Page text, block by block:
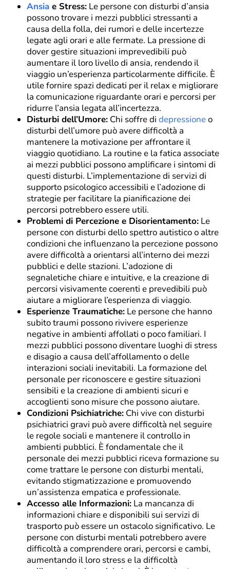
Ansia e Stress: Le persone con disturbi d’ansia
possono trovare i mezzi pubblici stressanti a
causa della folla, dei rumori e delle incertezze
legate agli orari e alle fermate. La pressione di
dover gestire situazioni imprevedibili può
aumentare il loro livello di ansia, rendendo il
viaggio un’esperienza particolarmente difficile. È
utile fornire spazi dedicati per il relax e migliorare
la comunicazione riguardante orari e percorsi per
ridurre l’ansia legata all’incertezza.
Disturbi dell’Umore: Chi soffre di depressioneo
disturbi dell’umore può avere difficoltà a
mantenere la motivazione per affrontare il
viaggio quotidiano. La routine e la fatica associate
ai mezzi pubblici possono amplificare i sintomi di
questi disturbi. L’implementazione di servizi di
supporto psicologico accessibili e l’adozione di
strategie per facilitare la pianificazione dei
percorsi potrebbero essere utili.
Problemi di Percezione e Disorientamento: Le
persone con disturbi dello spettro autistico o altre
condizioni che influenzano la percezione possono
avere difficoltà a orientarsi all’interno dei mezzi
pubblici e delle stazioni. L’adozione di
segnaletiche chiare e intuitive, e la creazione di
percorsi visivamente coerenti e prevedibili può
aiutare a migliorare l’esperienza di viaggio.
Esperienze Traumatiche: Le persone che hanno
subito traumi possono rivivere esperienze
negative in ambienti affollati o poco familiari. I
mezzi pubblici possono diventare luoghi di stress
e disagio a causa dell’affollamento o delle
interazioni sociali inevitabili. La formazione del
personale per riconoscere e gestire situazioni
sensibili e la creazione di ambienti sicuri e
accoglienti sono misure che possono aiutare.
Condizioni Psichiatriche: Chi vive con disturbi
psichiatrici gravi può avere difficoltà nel seguire
le regole sociali e mantenere il controllo in
ambienti pubblici. È fondamentale che il
personale dei mezzi pubblici riceva formazione su
come trattare le persone con disturbi mentali,
evitando stigmatizzazione e promuovendo
un’assistenza empatica e professionale.
Accesso alle Informazioni: La mancanza di
informazioni chiare e disponibili sui servizi di
trasporto può essere un ostacolo significativo. Le
persone con disturbi mentali potrebbero avere
difficoltà a comprendere orari, percorsi e cambi,
aumentando il loro stress e la difficoltà